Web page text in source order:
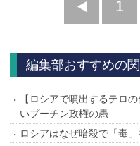
前
1
編集部おすすめの
【ロシアで噴出するテロ
いプーチン政権の愚
ロシアはなぜ暗殺で「毒